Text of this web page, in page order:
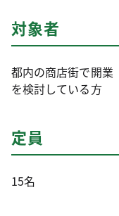
対象者
都内の商店街で開業
を検討している方
定員
15名